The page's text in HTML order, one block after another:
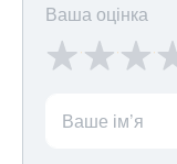
Ваша оцінка
Ваше ім’я